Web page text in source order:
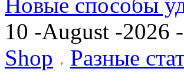
Новые способы
10 -August -2026
Shop
Разные